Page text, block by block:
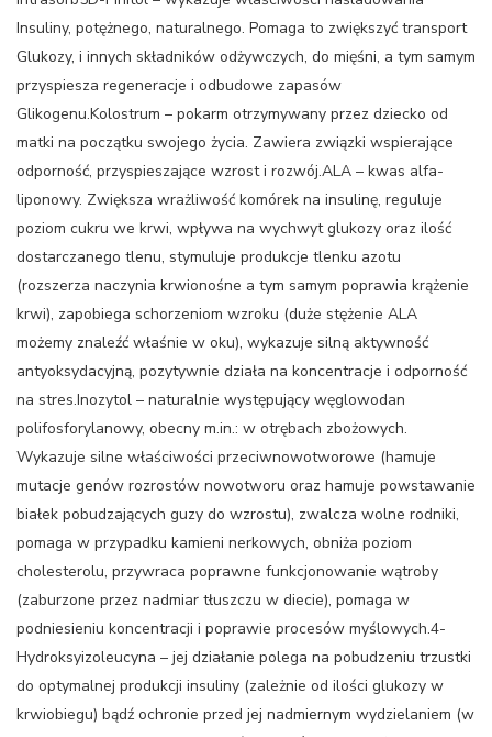
Insuliny, potężnego, naturalnego. Pomaga to zwiększyć transport
Glukozy, i innych składników odżywczych, do mięśni, a tym samym
przyspiesza regeneracje i odbudowe zapasów
Glikogenu.Kolostrum – pokarm otrzymywany przez dziecko od
matki na początku swojego życia. Zawiera związki wspierające
odporność, przyspieszające wzrost i rozwój.ALA – kwas alfa-
liponowy. Zwiększa wrażliwość komórek na insulinę, reguluje
poziom cukru we krwi, wpływa na wychwyt glukozy oraz ilość
dostarczanego tlenu, stymuluje produkcje tlenku azotu
(rozszerza naczynia krwionośne a tym samym poprawia krążenie
krwi), zapobiega schorzeniom wzroku (duże stężenie ALA
możemy znaleźć właśnie w oku), wykazuje silną aktywność
antyoksydacyjną, pozytywnie działa na koncentracje i odporność
na stres.Inozytol – naturalnie występujący węglowodan
polifosforylanowy, obecny m.in.: w otrębach zbożowych.
Wykazuje silne właściwości przeciwnowotworowe (hamuje
mutacje genów rozrostów nowotworu oraz hamuje powstawanie
białek pobudzających guzy do wzrostu), zwalcza wolne rodniki,
pomaga w przypadku kamieni nerkowych, obniża poziom
cholesterolu, przywraca poprawne funkcjonowanie wątroby
(zaburzone przez nadmiar tłuszczu w diecie), pomaga w
podniesieniu koncentracji i poprawie procesów myślowych.4-
Hydroksyizoleucyna – jej działanie polega na pobudzeniu trzustki
do optymalnej produkcji insuliny (zależnie od ilości glukozy w
krwiobiegu) bądź ochronie przed jej nadmiernym wydzielaniem (w